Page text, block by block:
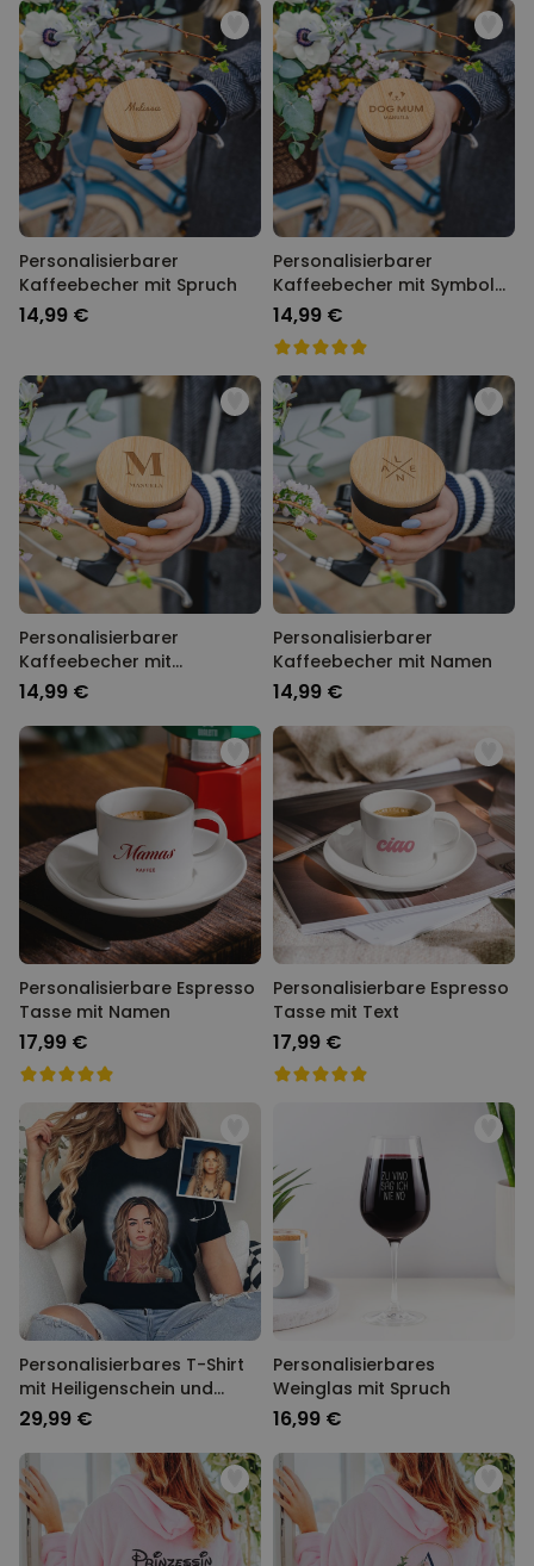
Personalisierbarer
Kaffeebecher mit Spruch
14,99 €
Personalisierbarer
Kaffeebecher mit Symbol
und Text
14,99 €
Personalisierbarer
Kaffeebecher mit
Monogramm
14,99 €
Personalisierbarer
Kaffeebecher mit Namen
14,99 €
Personalisierbare Espresso
Tasse mit Namen
17,99 €
Personalisierbare Espresso
Tasse mit Text
17,99 €
Personalisierbares T-Shirt
mit Heiligenschein und
Gesicht
29,99 €
Personalisierbares
Weinglas mit Spruch
16,99 €